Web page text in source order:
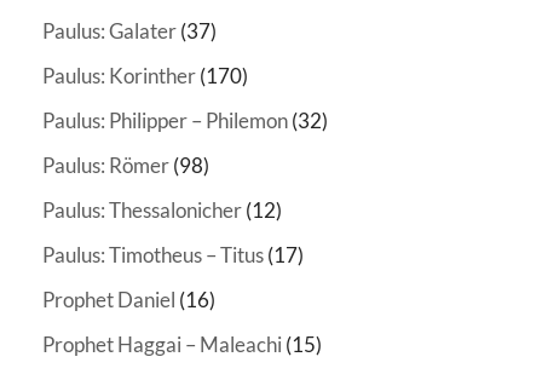
Paulus: Galater(37)
Paulus: Korinther(170)
Paulus: Philipper – Philemon(32)
Paulus: Römer(98)
Paulus: Thessalonicher(12)
Paulus: Timotheus – Titus(17)
Prophet Daniel (16)
Prophet Haggai – Maleachi (15)